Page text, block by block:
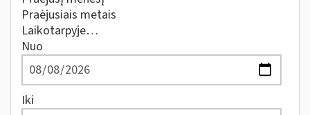
Praėjusiais metais
Laikotarpyje…
Nuo
Iki